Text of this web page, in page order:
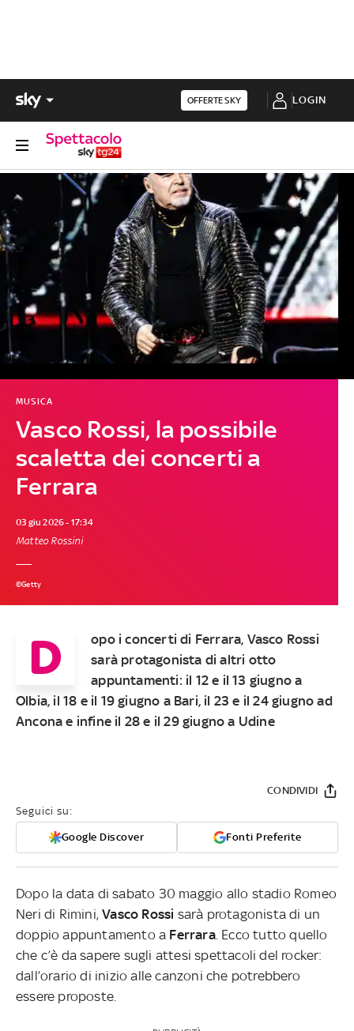
OFFERTE SKY LOGIN
Vasco Rossi, la possibile
scaletta dei concerti a
Ferrara
MUSICA
03 giu 2026 - 17:34
Matteo Rossini
©Getty
D
opo i concerti di Ferrara, Vasco Rossi
sarà protagonista di altri otto
appuntamenti: il 12 e il 13 giugno a
Olbia, il 18 e il 19 giugno a Bari, il 23 e il 24 giugno ad
Ancona e infine il 28 e il 29 giugno a Udine
Seguici su:
Google Discover Fonti Preferite
CONDIVIDI
Dopo la data di sabato 30 maggio allo stadio Romeo
Neri di Rimini,Vasco Rossi sarà protagonista di un
doppio appuntamento a Ferrara. Ecco tutto quello
che c’è da sapere sugli attesi spettacoli del rocker:
dall’orario di inizio alle canzoni che potrebbero
essere proposte.